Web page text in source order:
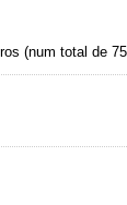
(num total de